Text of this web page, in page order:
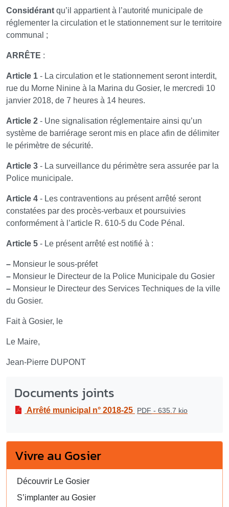
Considérant qu’il appartient à l’autorité municipale de
réglementer la circulation et le stationnement sur le territoire
communal ;
ARRÊTE :
Article 1 - La circulation et le stationnement seront interdit,
rue du Morne Ninine à la Marina du Gosier, le mercredi 10
janvier 2018, de 7 heures à 14 heures.
Article 2 - Une signalisation réglementaire ainsi qu’un
système de barriérage seront mis en place afin de délimiter
le périmètre de sécurité.
Article 3 - La surveillance du périmètre sera assurée par la
Police municipale.
Article 4 - Les contraventions au présent arrêté seront
constatées par des procès-verbaux et poursuivies
conformément à l’article R. 610-5 du Code Pénal.
Article 5 - Le présent arrêté est notifié à :
– Monsieur le sous-préfet
– Monsieur le Directeur de la Police Municipale du Gosier
– Monsieur le Directeur des Services Techniques de la ville
du Gosier.
Fait à Gosier, le
Le Maire,
Jean-Pierre DUPONT
Documents joints
Arrêté municipal n° 2018-25 PDF - 635.7 kio
Vivre au Gosier
Découvrir Le Gosier
S’implanter au Gosier